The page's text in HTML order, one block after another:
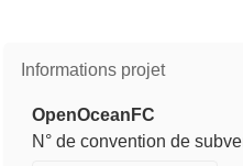
Informations projet
OpenOceanFC
N° de convention de